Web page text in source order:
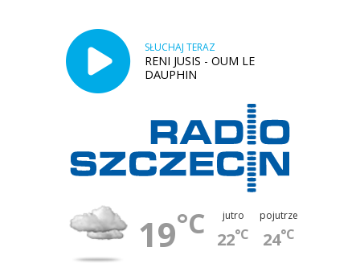
SŁUCHAJ TERAZ
RENI JUSIS - OUM LE
DAUPHIN
19°C jutro
22°C
pojutrze
24°C